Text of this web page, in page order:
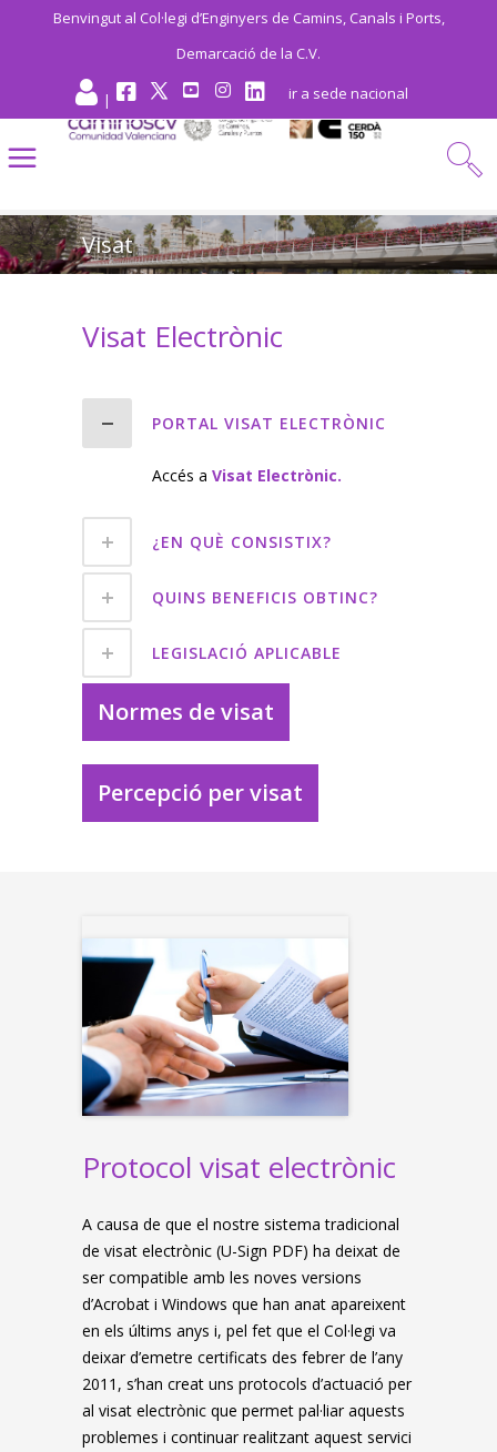
Benvingut al Col·legi d’Enginyers de Camins, Canals i Ports,
Demarcació de la C.V.
| ir a sede nacional
Visat
Visat Electrònic
PORTAL VISAT ELECTRÒNIC
Accés a Visat Electrònic.
¿EN QUÈ CONSISTIX?
QUINS BENEFICIS OBTINC?
LEGISLACIÓ APLICABLE
Normes de visat
Percepció per visat
Protocol visat electrònic
A causa de que el nostre sistema tradicional
de visat electrònic (U-Sign PDF) ha deixat de
ser compatible amb les noves versions
d’Acrobat i Windows que han anat apareixent
en els últims anys i, pel fet que el Col·legi va
deixar d’emetre certificats des febrer de l’any
2011, s’han creat uns protocols d’actuació per
al visat electrònic que permet pal·liar aquests
problemes i continuar realitzant aquest servici